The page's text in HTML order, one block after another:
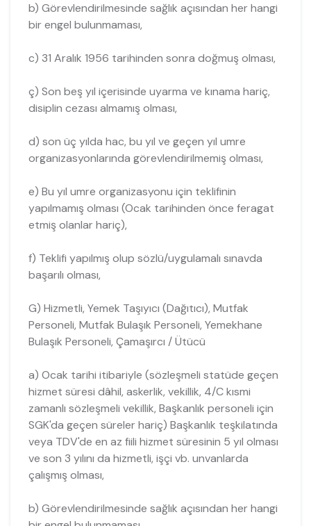
b) Görevlendirilmesinde sağlık açısından her hangi
bir engel bulunmaması,
c) 31 Aralık 1956 tarihinden sonra doğmuş olması,
ç) Son beş yıl içerisinde uyarma ve kınama hariç,
disiplin cezası almamış olması,
d) son üç yılda hac, bu yıl ve geçen yıl umre
organizasyonlarında görevlendirilmemiş olması,
e) Bu yıl umre organizasyonu için teklifinin
yapılmamış olması (Ocak tarihinden önce feragat
etmiş olanlar hariç),
f) Teklifi yapılmış olup sözlü/uygulamalı sınavda
başarılı olması,
G) Hizmetli, Yemek Taşıyıcı (Dağıtıcı), Mutfak
Personeli, Mutfak Bulaşık Personeli, Yemekhane
Bulaşık Personeli, Çamaşırcı / Ütücü
a) Ocak tarihi itibariyle (sözleşmeli statüde geçen
hizmet süresi dâhil, askerlik, vekillik, 4/C kısmi
zamanlı sözleşmeli vekillik, Başkanlık personeli için
SGK'da geçen süreler hariç) Başkanlık teşkilatında
veya TDV'de en az fiili hizmet süresinin 5 yıl olması
ve son 3 yılını da hizmetli, işçi vb. unvanlarda
çalışmış olması,
b) Görevlendirilmesinde sağlık açısından her hangi